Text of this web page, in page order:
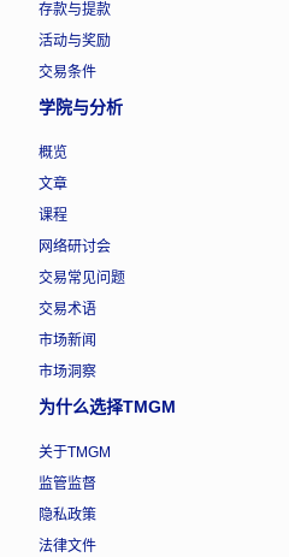
存款与提款
活动与奖励
交易条件
学院与分析
概览
文章
课程
网络研讨会
交易常见问题
交易术语
市场新闻
市场洞察
为什么选择TMGM
关于TMGM
监管监督
隐私政策
法律文件